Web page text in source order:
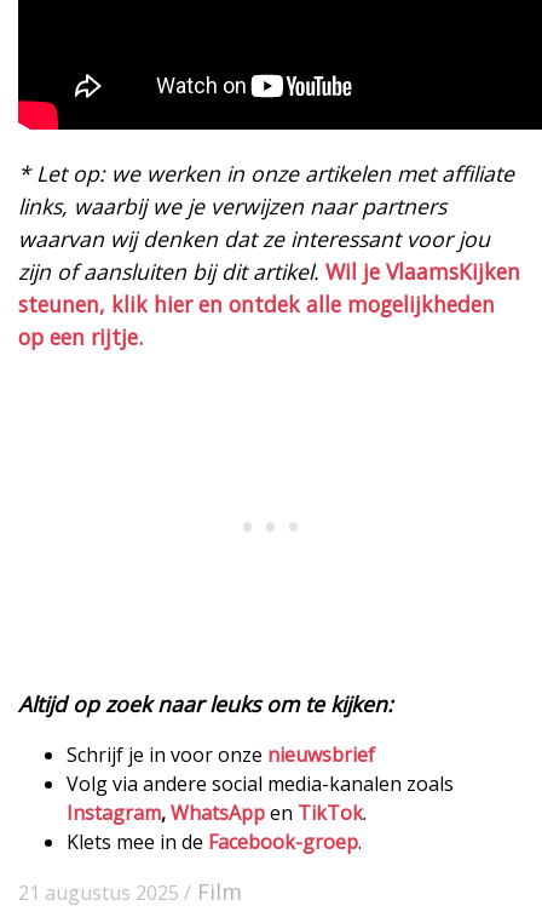
* Let op: we werken in onze artikelen met affiliate
links, waarbij we je verwijzen naar partners
waarvan wij denken dat ze interessant voor jou
zijn of aansluiten bij dit artikel. Wil je VlaamsKijken
steunen, klik hier en ontdek alle mogelijkheden
op een rijtje.
Altijd op zoek naar leuks om te kijken:
Schrijf je in voor onze nieuwsbrief
Volg via andere social media-kanalen zoals
Instagram,WhatsAppen TikTok.
Klets mee in de Facebook-groep.
21 augustus 2025 / Film